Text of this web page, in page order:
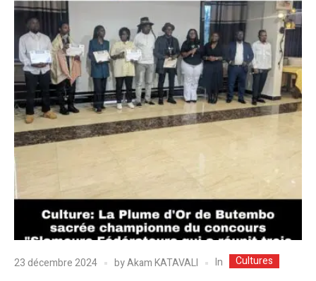
23 décembre 2024 byAkam KATAVALI In Cultures